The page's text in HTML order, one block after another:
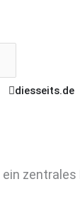
Presse
diesseits.de
zentrales